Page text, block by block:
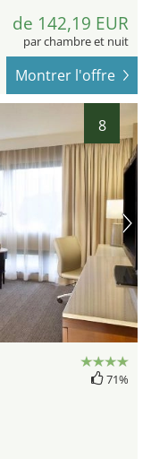
de 142,19 EUR
par chambre et nuit
Montrer l'offre
8
71%